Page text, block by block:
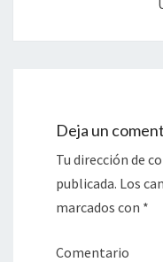
Deja un
Tu dirección de
publicada. Los
marcados con *
Comentario